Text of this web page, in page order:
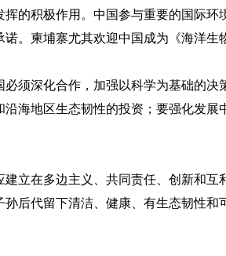
的积极作用。中国参与重要的国际环
。柬埔寨尤其欢迎中国成为《海洋生
须深化合作，加强以科学为基础的决
海地区生态韧性的投资；要强化发展
立在多边主义、共同责任、创新和互
后代留下清洁、健康、有生态韧性和